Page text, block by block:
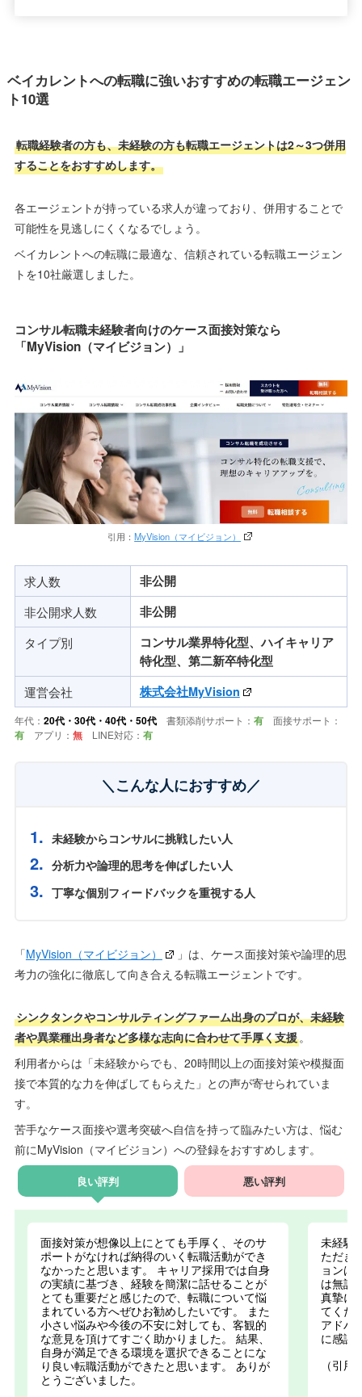
ベイカレントへの転職に強いおすすめの転職エージェン
ト10選
転職経験者の方も、未経験の方も転職エージェントは2～3つ併用
することをおすすめします。
各エージェントが持っている求人が違っており、併用することで
可能性を見逃しにくくなるでしょう。
ベイカレントへの転職に最適な、信頼されている転職エージェン
トを10社厳選しました。
コンサル転職未経験者向けのケース面接対策なら
「MyVision（マイビジョン）」
引用：MyVision（マイビジョン）
求人数 非公開
非公開求人数 非公開
タイプ別
コンサル業界特化型、ハイキャリア
特化型、第二新卒特化型
運営会社 株式会社MyVision
年代： 20代・30代・40代・50代書類添削サポート： 有面接サポート：
有アプリ： 無LINE対応： 有
＼こんな人におすすめ／
未経験からコンサルに挑戦したい人
分析力や論理的思考を伸ばしたい人
丁寧な個別フィードバックを重視する人
「MyVision（マイビジョン）
」は、ケース面接対策や論理的思
考力の強化に徹底して向き合える転職エージェントです。
シンクタンクやコンサルティングファーム出身のプロが、未経験
者や異業種出身者など多様な志向に合わせて手厚く支援。
利用者からは「未経験からでも、20時間以上の面接対策や模擬面
接で本質的な力を伸ばしてもらえた」との声が寄せられていま
す。
苦手なケース面接や選考突破へ自信を持って臨みたい方は、悩む
前にMyVision（マイビジョン）への登録をおすすめします。
良い評判 悪い評判
面接対策が想像以上にとても手厚く、そのサ
ポートがなければ納得のいく転職活動ができ
なかったと思います。 キャリア採用では自身
の実績に基づき、経験を簡潔に話せることが
とても重要だと感じたので、転職について悩
まれている方へぜひお勧めしたいです。 また
小さい悩みや今後の不安に対しても、客観的
な意見を頂けてすごく助かりました。 結果、
自身が満足できる環境を選択できることにな
り良い転職活動ができたと思います。 ありが
とうございました。
未経験
ただき
ョンは
は無謀
真摯に
てくだ
アドバ
に感謝
（引用